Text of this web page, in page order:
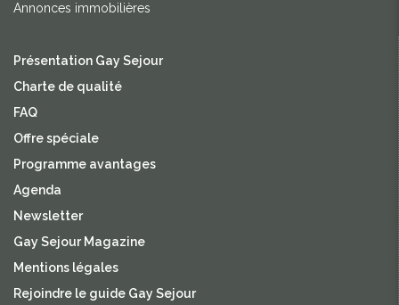
Annonces immobilières
Présentation Gay Sejour
Charte de qualité
FAQ
Offre spéciale
Programme avantages
Agenda
Newsletter
Gay Sejour Magazine
Mentions légales
Rejoindre le guide Gay Sejour